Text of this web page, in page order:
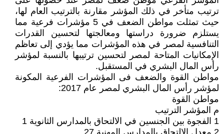
ترتيب متأخر في ذلك المؤشر مقارنة بالترتيب العام لها،
حيث تمثلت مواطن الضعف في 5 مؤشرات فرعية مما
يستلزم ضرورة دراستها ومعالجتها لتحسين القدرات
التنافسية لمصر في هذه المؤشرات مما يؤدي إلى تعاظم
الإمكانيات المتاحة لمصر لتحسين ترتيبها بالنسبة لمؤشر
رأس المال البشري في المستقبل.
مواطن القوة والضعف فى المؤشرات الفرعية المكونة
لمؤشر رأس المال البشري لمصر عام 2017:
مواطن القوة
م المؤشر الترتيب
1 الفجوة بين الجنسين في الالتحاق بالمدارس الثانوية 1